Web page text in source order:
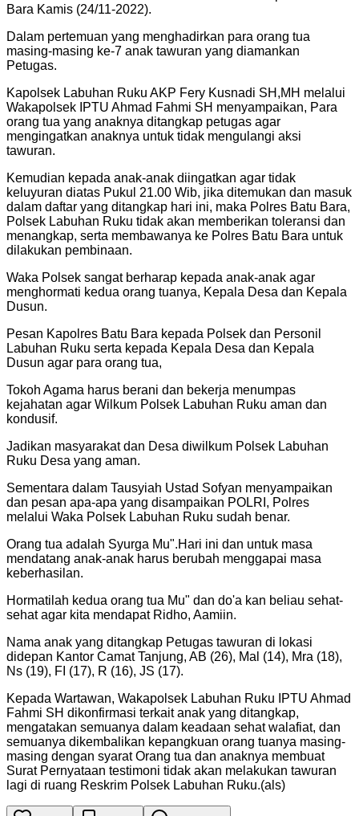
Bara Kamis (24/11-2022).
Dalam pertemuan yang menghadirkan para orang tua
masing-masing ke-7 anak tawuran yang diamankan
Petugas.
Kapolsek Labuhan Ruku AKP Fery Kusnadi SH,MH melalui
Wakapolsek IPTU Ahmad Fahmi SH menyampaikan, Para
orang tua yang anaknya ditangkap petugas agar
mengingatkan anaknya untuk tidak mengulangi aksi
tawuran.
Kemudian kepada anak-anak diingatkan agar tidak
keluyuran diatas Pukul 21.00 Wib, jika ditemukan dan masuk
dalam daftar yang ditangkap hari ini, maka Polres Batu Bara,
Polsek Labuhan Ruku tidak akan memberikan toleransi dan
menangkap, serta membawanya ke Polres Batu Bara untuk
dilakukan pembinaan.
Waka Polsek sangat berharap kepada anak-anak agar
menghormati kedua orang tuanya, Kepala Desa dan Kepala
Dusun.
Pesan Kapolres Batu Bara kepada Polsek dan Personil
Labuhan Ruku serta kepada Kepala Desa dan Kepala
Dusun agar para orang tua,
Tokoh Agama harus berani dan bekerja menumpas
kejahatan agar Wilkum Polsek Labuhan Ruku aman dan
kondusif.
Jadikan masyarakat dan Desa diwilkum Polsek Labuhan
Ruku Desa yang aman.
Sementara dalam Tausyiah Ustad Sofyan menyampaikan
dan pesan apa-apa yang disampaikan POLRI, Polres
melalui Waka Polsek Labuhan Ruku sudah benar.
Orang tua adalah Syurga Mu".Hari ini dan untuk masa
mendatang anak-anak harus berubah menggapai masa
keberhasilan.
Hormatilah kedua orang tua Mu" dan do'a kan beliau sehat-
sehat agar kita mendapat Ridho, Aamiin.
Nama anak yang ditangkap Petugas tawuran di lokasi
didepan Kantor Camat Tanjung, AB (26), Mal (14), Mra (18),
Ns (19), FI (17), R (16), JS (17).
Kepada Wartawan, Wakapolsek Labuhan Ruku IPTU Ahmad
Fahmi SH dikonfirmasi terkait anak yang ditangkap,
mengatakan semuanya dalam keadaan sehat walafiat, dan
semuanya dikembalikan kepangkuan orang tuanya masing-
masing dengan syarat Orang tua dan anaknya membuat
Surat Pernyataan testimoni tidak akan melakukan tawuran
lagi di ruang Reskrim Polsek Labuhan Ruku.(als)